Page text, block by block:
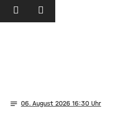
notes 06. August 2026 16:30